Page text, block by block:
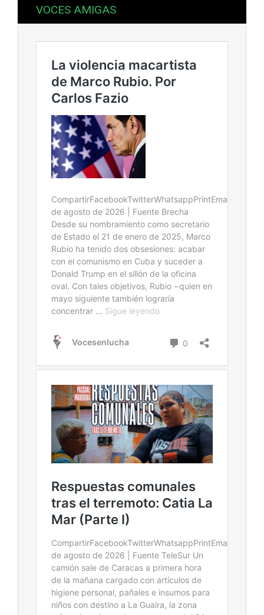
VOCES AMIGAS